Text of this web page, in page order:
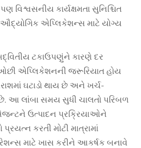
વિશ્વસનીય કાર્યક્ષમતા સુનિશ્ચિત
એપ્લિકેશન્સ માટે યોગ્ય
ટકાઉપણુંને કારણે દર
એપ્લિકેશનની જરૂરિયાત હોય
ઘટાડો થાય છે અને ખર્ચ-
આ લાંબા સમય સુધી ચાલતો પરિબળ
ઉત્પાદન પ્રક્રિયાઓને
કરતી મોટી માત્રામાં
માટે ખાસ કરીને આકર્ષક બનાવે